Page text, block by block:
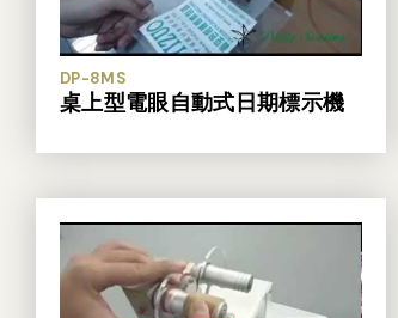
DP-8MS
桌上型電眼自動式日期標示機